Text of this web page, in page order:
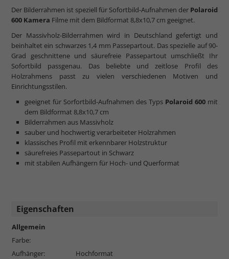
Der Bilderrahmen ist speziell für Sofortbild-Aufnahmen der Polaroid
600 Kamera Filme mit dem Bildformat 8,8x10,7 cm geeignet.
Der Massivholz-Bilderrahmen wird in Deutschland gefertigt und
beinhaltet ein schwarzes 1,4 mm Passepartout. Das spezielle auf 90-
Grad geschnittene und säurefreie Passepartout umschließt Ihr
Sofortbild passgenau. Das beliebte und zeitlose Profil des
Holzrahmens passt zu vielen verschiedenen Motiven und
Einrichtungsstilen.
geeignet für Sorfortbild-Aufnahmen des Typs Polaroid 600 mit
dem Bildformat 8,8x10,7 cm
Bilderrahmen aus Massivholz
sauber und hochwertig verarbeiteter Holzrahmen
klassisches Profil mit erkennbarer Holzstruktur
säurefreies Passepartout in Schwarz
mit stabilen Aufhängern für Hoch- und Querformat
Eigenschaften
Allgemein
Farbe:
Aufhänger:
Hochformat